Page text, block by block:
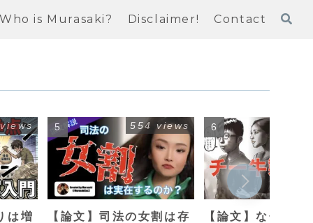
Who is Murasaki? Disclaimer! Contact
は増
【論文】司法の女割は存
554 views
【論文】なぜ母親